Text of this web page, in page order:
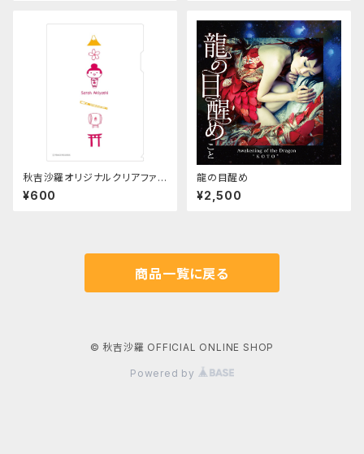
秋吉沙羅オリジナルクリアファイ
ル「さらの和」
¥600
龍の目醒め
¥2,500
商品一覧に戻る
© 秋吉沙羅 OFFICIAL ONLINE SHOP
Powered by